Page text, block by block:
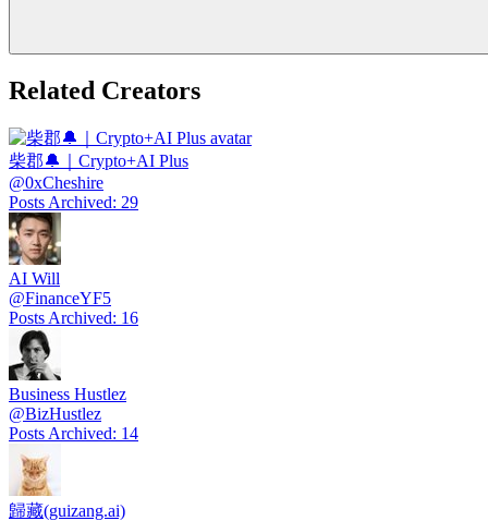
Related Creators
柴郡🔔｜Crypto+AI Plus
@0xCheshire
Posts Archived: 29
AI Will
@FinanceYF5
Posts Archived: 16
Business Hustlez
@BizHustlez
Posts Archived: 14
歸藏(guizang.ai)